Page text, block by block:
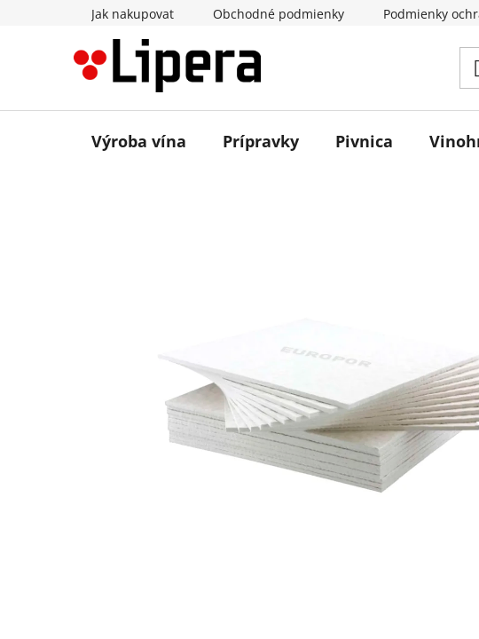
Jak nakupovat Obchodné podmienky Podmienky
Výroba vína Prípravky Pivnica